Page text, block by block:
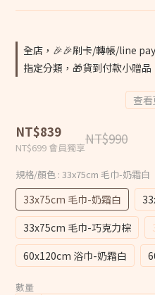
全店，🎉🎉刷卡/轉帳/line
指定分類，🎁貨到付款小贈品
查
NT$990
NT$839
NT$699 會員獨享
規格/顏色 : 33x75cm 毛巾-奶霜白
33x75cm 毛巾-奶霜白
33x75cm 毛巾-巧克力棕
60x120cm 浴巾-奶霜白
數量